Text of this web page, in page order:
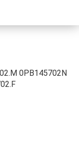
0PB145702N